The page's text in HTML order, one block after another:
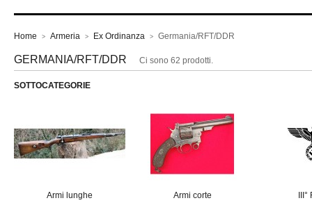
Home > Armeria > Ex Ordinanza > Germania/RFT/DDR
GERMANIA/RFT/DDR Ci sono 62 prodotti.
SOTTOCATEGORIE
Armi lunghe Armi corte